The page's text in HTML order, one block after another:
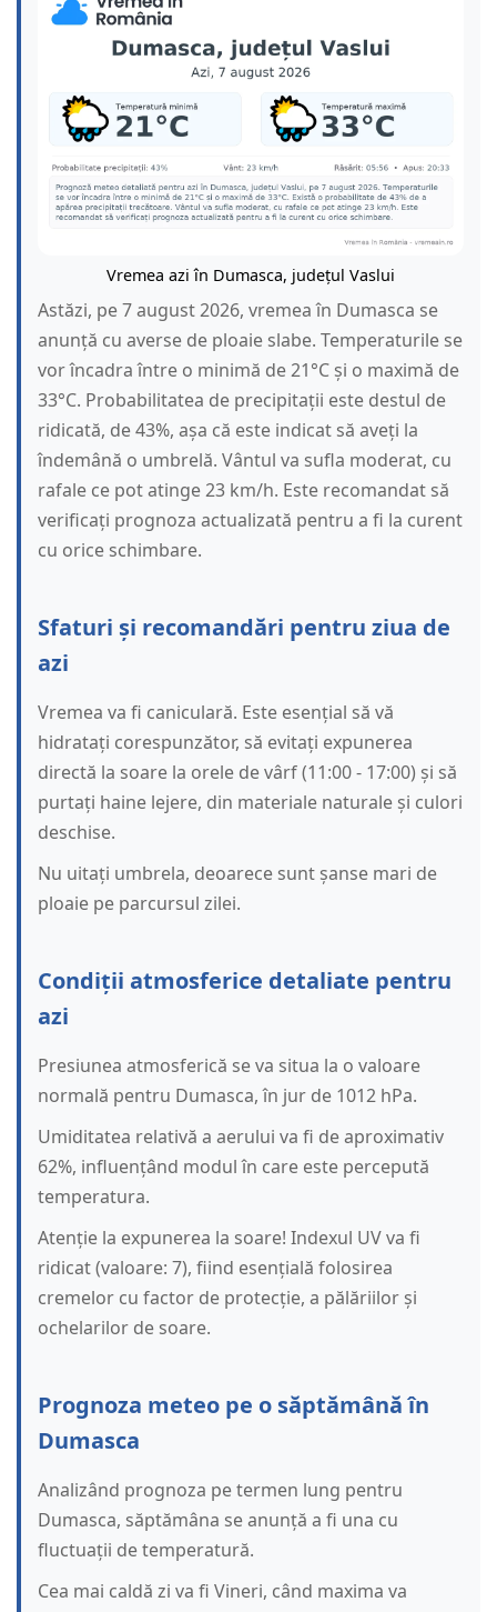
Vremea azi în Dumasca, județul Vaslui
Astăzi, pe 7 august 2026, vremea în Dumasca se
anunță cu averse de ploaie slabe. Temperaturile se
vor încadra între o minimă de 21°C și o maximă de
33°C. Probabilitatea de precipitații este destul de
ridicată, de 43%, așa că este indicat să aveți la
îndemână o umbrelă. Vântul va sufla moderat, cu
rafale ce pot atinge 23 km/h. Este recomandat să
verificați prognoza actualizată pentru a fi la curent
cu orice schimbare.
Sfaturi și recomandări pentru ziua de
azi
Vremea va fi caniculară. Este esențial să vă
hidratați corespunzător, să evitați expunerea
directă la soare la orele de vârf (11:00 - 17:00) și să
purtați haine lejere, din materiale naturale și culori
deschise.
Nu uitați umbrela, deoarece sunt șanse mari de
ploaie pe parcursul zilei.
Condiții atmosferice detaliate pentru
azi
Presiunea atmosferică se va situa la o valoare
normală pentru Dumasca, în jur de 1012 hPa.
Umiditatea relativă a aerului va fi de aproximativ
62%, influențând modul în care este percepută
temperatura.
Atenție la expunerea la soare! Indexul UV va fi
ridicat (valoare: 7), fiind esențială folosirea
cremelor cu factor de protecție, a pălăriilor și
ochelarilor de soare.
Prognoza meteo pe o săptămână în
Dumasca
Analizând prognoza pe termen lung pentru
Dumasca, săptămâna se anunță a fi una cu
fluctuații de temperatură.
Cea mai caldă zi va fi Vineri, când maxima va